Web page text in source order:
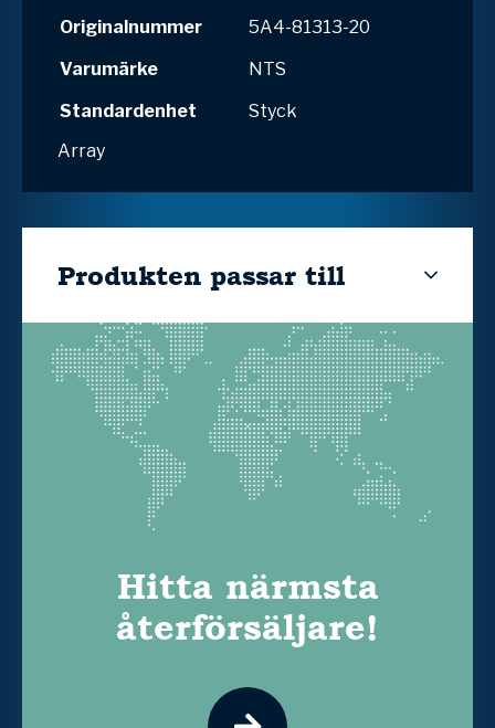
Originalnummer
5A4-81313-20
Varumärke
NTS
Standardenhet
Styck
Array
Produkten passar till
Hitta närmsta
återförsäljare!